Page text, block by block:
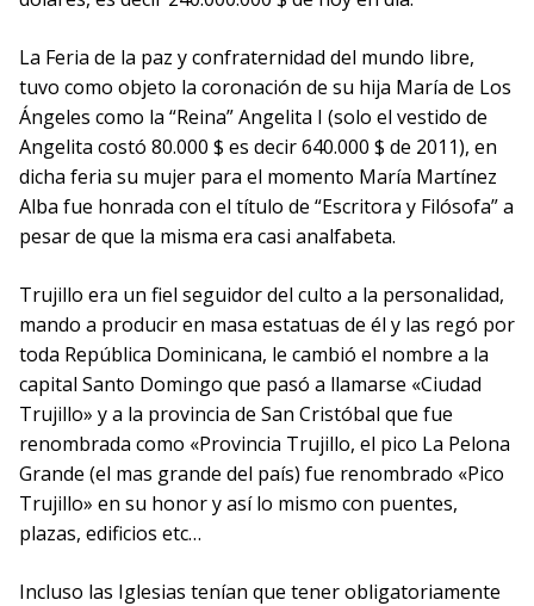
La Feria de la paz y confraternidad del mundo libre,
tuvo como objeto la coronación de su hija María de Los
Ángeles como la “Reina” Angelita I (solo el vestido de
Angelita costó 80.000 $ es decir 640.000 $ de 2011), en
dicha feria su mujer para el momento María Martínez
Alba fue honrada con el título de “Escritora y Filósofa” a
pesar de que la misma era casi analfabeta.
Trujillo era un fiel seguidor del culto a la personalidad,
mando a producir en masa estatuas de él y las regó por
toda República Dominicana, le cambió el nombre a la
capital Santo Domingo que pasó a llamarse «Ciudad
Trujillo» y a la provincia de San Cristóbal que fue
renombrada como «Provincia Trujillo, el pico La Pelona
Grande (el mas grande del país) fue renombrado «Pico
Trujillo» en su honor y así lo mismo con puentes,
plazas, edificios etc…
Incluso las Iglesias tenían que tener obligatoriamente